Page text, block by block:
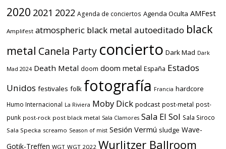
2020 2021 2022 Agenda de conciertos Agenda Oculta AMFest
Amplifest atmospheric black metal autoeditado black
metal Canela Party concierto Dark Mad Dark
Mad 2024 Death Metal doom doom metal España Estados
Unidos festivales folk fotografía Francia hardcore
Humo Internacional La Riviera Moby Dick podcast post-metal post-
punk post-rock post black metal Sala Clamores Sala El Sol Sala Siroco
Sala Specka screamo Season of mist Sesión Vermú sludge Wave-
Gotik-Treffen WGT WGT 2022 Wurlitzer Ballroom